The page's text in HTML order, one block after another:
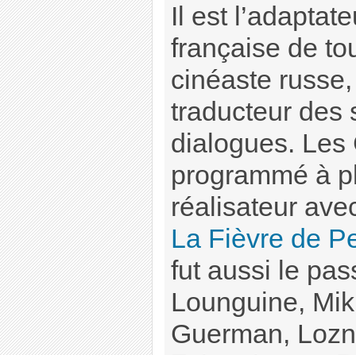
Il est
française de
cinéaste
traducteur des
dialogues. Les
programmé à
réalisateur
La Fièvre de
fut aussi le
Lounguine,
Guerman,